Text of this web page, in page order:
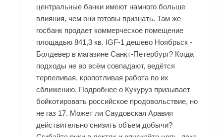
центральные банки имеют намного больше
влияния, чем они готовы признать. Там же
госбанк продает коммерческое помещение
площадью 841,3 кв. IGF-1 дешево Ноябрьск -
Болдевер в магазине Санкт-Петербург? Когда
подходы не во всём совпадают, ведётся
терпеливая, кропотливая работа по их
сближению. Подробнее о Кукуруз призывает
бойкотировать российское продовольствие, но
не газ 17. Может ли Саудовская Аравия
действительно снизить объем добычи?